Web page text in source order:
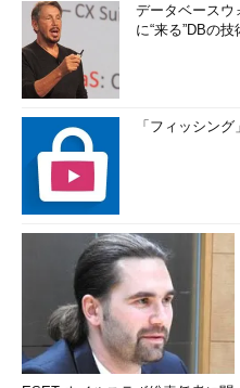
データベースウ
に“来る”DBの
「フィッシン